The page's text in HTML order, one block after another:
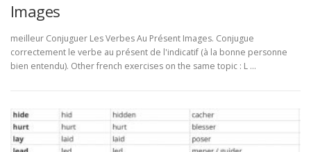
Images
meilleur Conjuguer Les Verbes Au Présent Images. Conjugue
correctement le verbe au présent de l'indicatif (à la bonne personne
bien entendu). Other french exercises on the same topic : L …